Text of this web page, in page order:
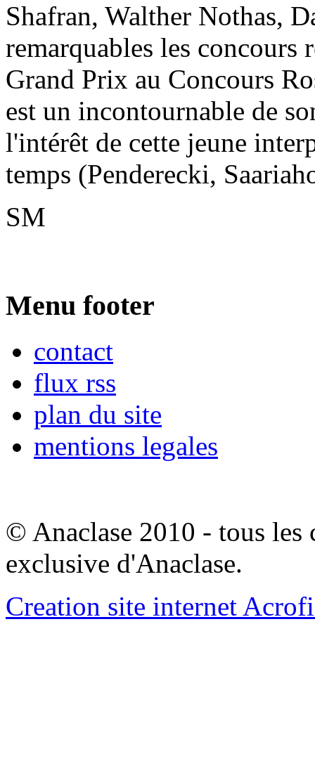
Shafran, Walther Nothas,
remarquables les concours
Grand Prix au Concours
est un incontournable de
l'intérêt de cette jeune
temps (Penderecki,
SM
Menu footer
contact
flux rss
plan du site
mentions legales
© Anaclase 2010 - tous les
exclusive d'Anaclase.
Creation site internet